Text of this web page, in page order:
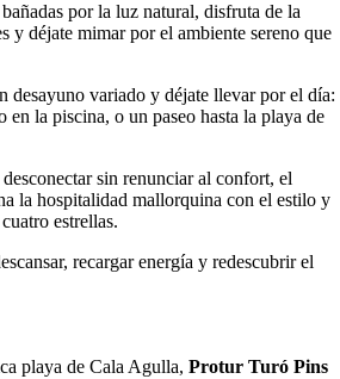
por la luz natural, disfruta de la
y déjate mimar por el ambiente sereno que
desayuno variado y déjate llevar por el día:
en la piscina, o un paseo hasta la playa de
sin renunciar al confort, el
la hospitalidad mallorquina con el estilo y
estrellas.
recargar energía y redescubrir el
playa de Cala Agulla, Protur Turó Pins